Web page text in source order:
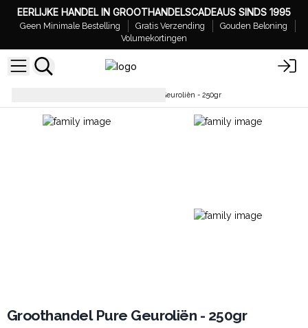
EERLIJKE HANDEL IN GROOTHANDELSCADEAUS SINDS 1995
Geen Minimale Bestelling Gratis Verzending
Gouden Beloning
Volumekortingen
Groothandel Pure Geuroliën - 250gr
Groothandel Pure Geuroliën - 250gr